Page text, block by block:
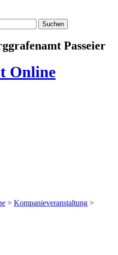
Passeier
Online
> Kompanieveranstaltung >